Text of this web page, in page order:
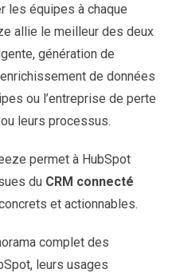
les équipes à chaque
allie le meilleur des deux
génération de
de données
ou l’entreprise de perte
leurs processus.
permet à HubSpot
du CRM connecté
et actionnables.
complet des
leurs usages